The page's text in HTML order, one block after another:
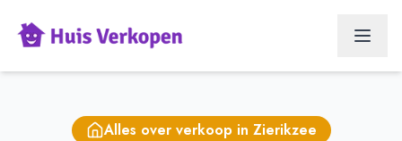
Alles over verkoop in Zierikzee